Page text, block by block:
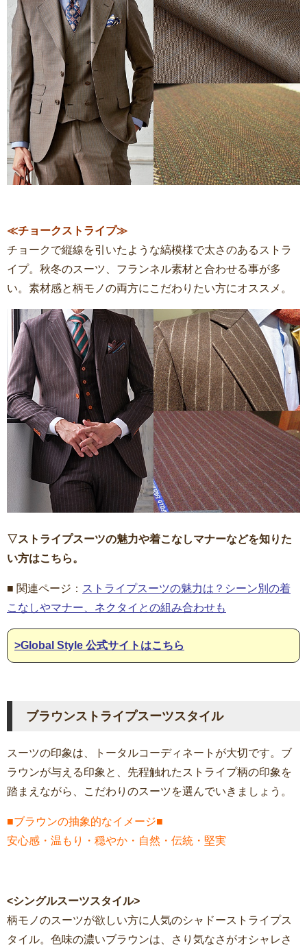
≪チョークストライプ≫
チョークで縦線を引いたような縞模様で太さのあるストラ
イプ。秋冬のスーツ、フランネル素材と合わせる事が多
い。素材感と柄モノの両方にこだわりたい方にオススメ。
▽ストライプスーツの魅力や着こなしマナーなどを知りた
い方はこちら。
■ 関連ページ： ストライプスーツの魅力は？シーン別の着
こなしやマナー、ネクタイとの組み合わせも
>Global Style 公式サイトはこちら
ブラウンストライプスーツスタイル
スーツの印象は、トータルコーディネートが大切です。ブ
ラウンが与える印象と、先程触れたストライプ柄の印象を
踏まえながら、こだわりのスーツを選んでいきましょう。
■ブラウンの抽象的なイメージ■
安心感・温もり・穏やか・自然・伝統・堅実
<シングルスーツスタイル>
柄モノのスーツが欲しい方に人気のシャドーストライプス
タイル。色味の濃いブラウンは、さり気なさがオシャレさ